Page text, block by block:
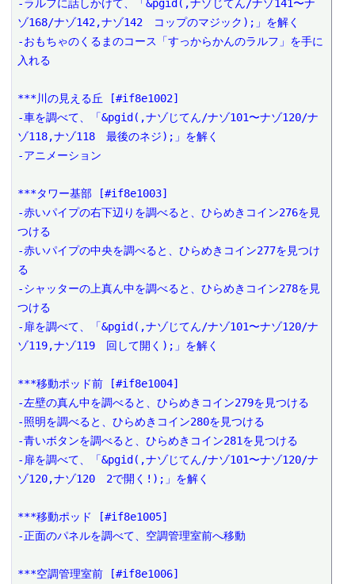
-ラルフに話しかけて、「&pgid(,ナゾじてん/ナゾ141〜ナ
ゾ168/ナゾ142,ナゾ142　コップのマジック);」を解く
-おもちゃのくるまのコース「すっからかんのラルフ」を手に
入れる
***川の見える丘 [#if8e1002]
-車を調べて、「&pgid(,ナゾじてん/ナゾ101〜ナゾ120/ナ
ゾ118,ナゾ118　最後のネジ);」を解く
-アニメーション
***タワー基部 [#if8e1003]
-赤いパイプの右下辺りを調べると、ひらめきコイン276を見
つける
-赤いパイプの中央を調べると、ひらめきコイン277を見つけ
る
-シャッターの上真ん中を調べると、ひらめきコイン278を見
つける
-扉を調べて、「&pgid(,ナゾじてん/ナゾ101〜ナゾ120/ナ
ゾ119,ナゾ119　回して開く);」を解く
***移動ポッド前 [#if8e1004]
-左壁の真ん中を調べると、ひらめきコイン279を見つける
-照明を調べると、ひらめきコイン280を見つける
-青いボタンを調べると、ひらめきコイン281を見つける
-扉を調べて、「&pgid(,ナゾじてん/ナゾ101〜ナゾ120/ナ
ゾ120,ナゾ120　2で開く!);」を解く
***移動ポッド [#if8e1005]
-正面のパネルを調べて、空調管理室前へ移動
***空調管理室前 [#if8e1006]